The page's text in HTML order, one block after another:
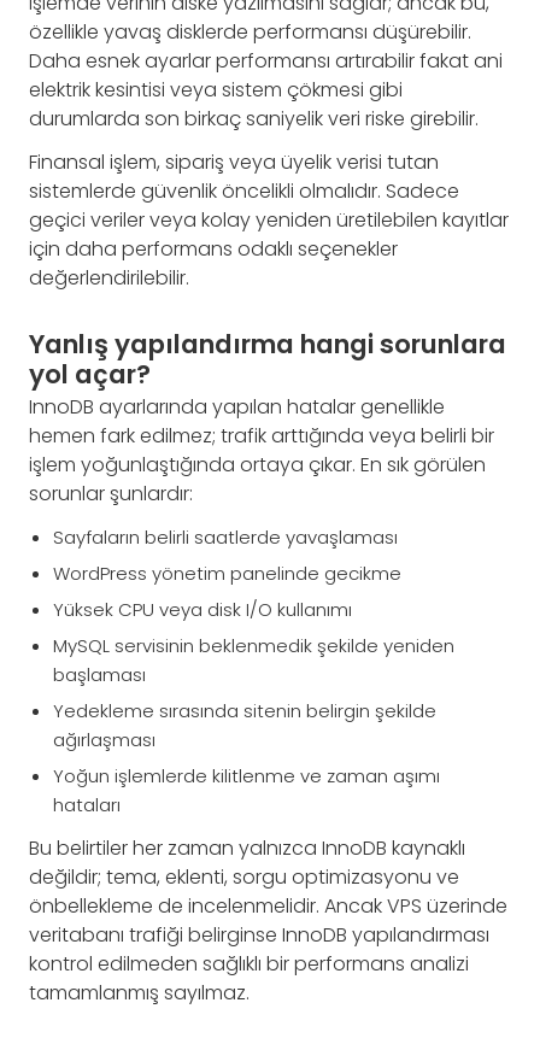
özellikle yavaş disklerde performansı düşürebilir.
Daha esnek ayarlar performansı artırabilir fakat ani
elektrik kesintisi veya sistem çökmesi gibi
durumlarda son birkaç saniyelik veri riske girebilir.
Finansal işlem, sipariş veya üyelik verisi tutan
sistemlerde güvenlik öncelikli olmalıdır. Sadece
geçici veriler veya kolay yeniden üretilebilen kayıtlar
için daha performans odaklı seçenekler
değerlendirilebilir.
Yanlış yapılandırma hangi sorunlara
yol açar?
InnoDB ayarlarında yapılan hatalar genellikle
hemen fark edilmez; trafik arttığında veya belirli bir
işlem yoğunlaştığında ortaya çıkar. En sık görülen
sorunlar şunlardır:
Sayfaların belirli saatlerde yavaşlaması
WordPress yönetim panelinde gecikme
Yüksek CPU veya disk I/O kullanımı
MySQL servisinin beklenmedik şekilde yeniden
başlaması
Yedekleme sırasında sitenin belirgin şekilde
ağırlaşması
Yoğun işlemlerde kilitlenme ve zaman aşımı
hataları
Bu belirtiler her zaman yalnızca InnoDB kaynaklı
değildir; tema, eklenti, sorgu optimizasyonu ve
önbellekleme de incelenmelidir. Ancak VPS üzerinde
veritabanı trafiği belirginse InnoDB yapılandırması
kontrol edilmeden sağlıklı bir performans analizi
tamamlanmış sayılmaz.